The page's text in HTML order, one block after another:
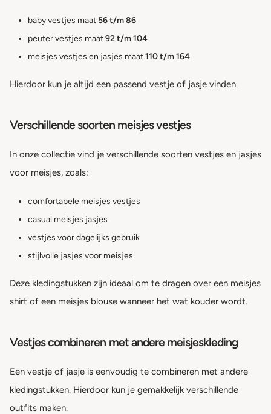
baby vestjes maat 56 t/m 86
peuter vestjes maat92 t/m 104
meisjes vestjes en jasjes maat110 t/m 164
Hierdoor kun je altijd een passend vestje of jasje vinden.
Verschillende soorten meisjes vestjes
In onze collectie vind je verschillende soorten vestjes en jasjes
voor meisjes, zoals:
comfortabele meisjes vestjes
casual meisjes jasjes
vestjes voor dagelijks gebruik
stijlvolle jasjes voor meisjes
Deze kledingstukken zijn ideaal om te dragen over een meisjes
shirt of een meisjes blouse wanneer het wat kouder wordt.
Vestjes combineren met andere meisjeskleding
Een vestje of jasje is eenvoudig te combineren met andere
kledingstukken. Hierdoor kun je gemakkelijk verschillende
outfits maken.